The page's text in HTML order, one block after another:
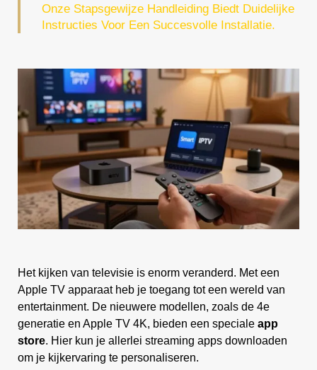
Onze Stapsgewijze Handleiding Biedt Duidelijke
Instructies Voor Een Succesvolle Installatie.
Het kijken van televisie is enorm veranderd. Met een
Apple TV apparaat heb je toegang tot een wereld van
entertainment. De nieuwere modellen, zoals de 4e
generatie en Apple TV 4K, bieden een speciale app
store. Hier kun je allerlei streaming apps downloaden
om je kijkervaring te personaliseren.